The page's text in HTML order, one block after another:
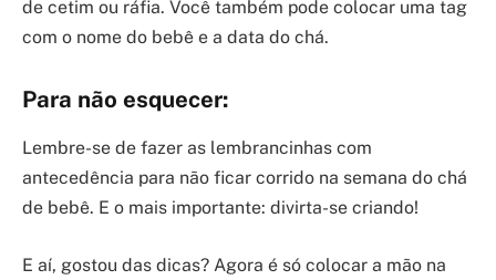
de cetim ou ráfia. Você também pode colocar uma tag
com o nome do bebê e a data do chá.
Para não esquecer:
Lembre-se de fazer as lembrancinhas com
antecedência para não ficar corrido na semana do chá
de bebê. E o mais importante: divirta-se criando!
E aí, gostou das dicas? Agora é só colocar a mão na